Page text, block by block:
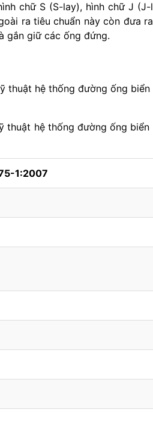
chữ S (S-lay), hình chữ J (J-
ra tiêu chuẩn này còn đưa
gắn giữ các ống đứng.
hệ thống đường ống biển
hệ thống đường ống biển
1:2007